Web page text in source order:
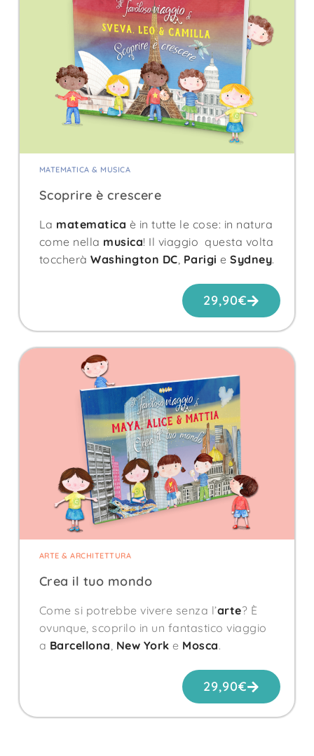
MATEMATICA & MUSICA
Scoprire è crescere
La matematica è in tutte le cose: in natura
come nella musica! Il viaggio questa volta
toccherà Washington DC Parigi e Sydney.
29,90€
ARTE & ARCHITETTURA
Crea il tuo mondo
Come si potrebbe vivere senza l’arte? È
ovunque, scoprilo in un fantastico viaggio
a Barcellona New York e Mosca.
29,90€